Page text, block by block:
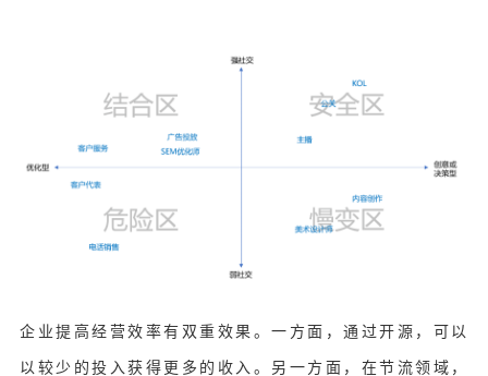
企业提高经营效率有双重效果。一方面，通过开源，可以
以较少的投入获得更多的收入。另一方面，在节流领域，